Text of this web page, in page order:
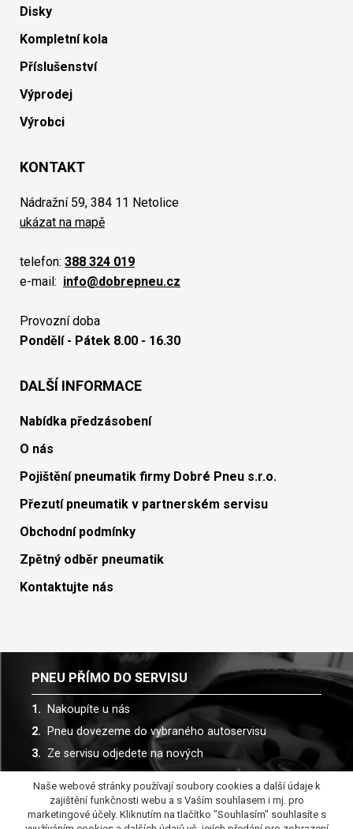
Disky
Kompletní kola
Příslušenství
Výprodej
Výrobci
KONTAKT
Nádražní 59, 384 11 Netolice
ukázat na mapě
telefon: 388 324 019
e-mail: info@dobrepneu.cz
Provozní doba
Pondělí - Pátek 8.00 - 16.30
DALŠÍ INFORMACE
Nabídka předzásobení
O nás
Pojištění pneumatik firmy Dobré Pneu s.r.o.
Přezutí pneumatik v partnerském servisu
Obchodní podmínky
Zpětný odběr pneumatik
Kontaktujte nás
PNEU PŘÍMO DO SERVISU
Nakoupíte u nás
Pneu dovezeme do vybraného autoservisu
Ze servisu odjedete na nových
Spolupracujeme s více než 30 autoservisy
Naše webové stránky používají soubory cookies a další údaje k
zajištění funkčnosti webu a s Vaším souhlasem i mj. pro
marketingové účely. Kliknutím na tlačítko "Souhlasím" souhlasíte s